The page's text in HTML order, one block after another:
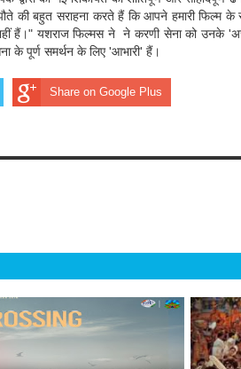
की बहुत सराहना करते हैं कि आपने हमारी फिल्म के
हैं।" यशराज फिल्मस ने ने करणी सेना को उनके
के पूर्ण समर्थन के लिए 'आभारी' हैं।
Share on Google Plus